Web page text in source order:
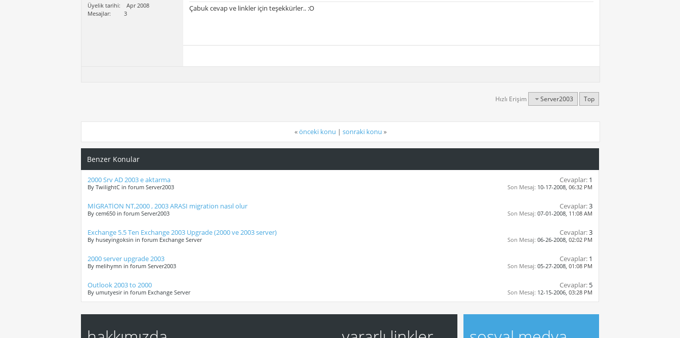
Üyelik tarihi
Apr 2008
Mesajlar
3
Çabuk cevap ve linkler için teşekkürler.. :O
Hızlı Erişim Server2003 Top
«önceki konu | sonraki konu »
Benzer Konular
2000 Srv AD 2003 e aktarma
By TwilightC in forum Server2003
Cevaplar: 1
Son Mesaj: 10-17-2008, 06:32 PM
MİGRATİON NT,2000 , 2003 ARASI migration nasıl olur
By cem650 in forum Server2003
Cevaplar:3
Son Mesaj: 07-01-2008, 11:08 AM
Exchange 5.5 Ten Exchange 2003 Upgrade (2000 ve 2003 server)
By huseyingoksin in forum Exchange Server
Cevaplar:3
Son Mesaj: 06-26-2008, 02:02 PM
2000 server upgrade 2003
By melihymn in forum Server2003
Cevaplar: 1
Son Mesaj: 05-27-2008, 01:08 PM
Outlook 2003 to 2000
By umutyesir in forum Exchange Server
Cevaplar: 5
Son Mesaj: 12-15-2006, 03:28 PM